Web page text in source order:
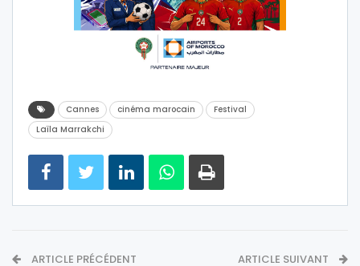
Cannes cinéma marocain
Festival
Laïla Marrakchi
ARTICLE PRÉCÉDENT ARTICLE SUIVANT